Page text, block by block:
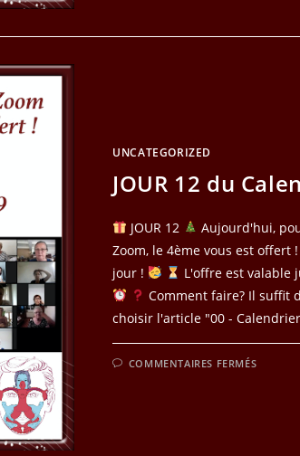
UNCATEGORIZED
JOUR 12 du
JOUR 12
Aujourd'hui,
Zoom, le 4ème vous est offert !
jour !
L'offre est valable
Comment faire? Il suffit
choisir l'article "00 -
COMMENTAIRES FERMÉSSUR